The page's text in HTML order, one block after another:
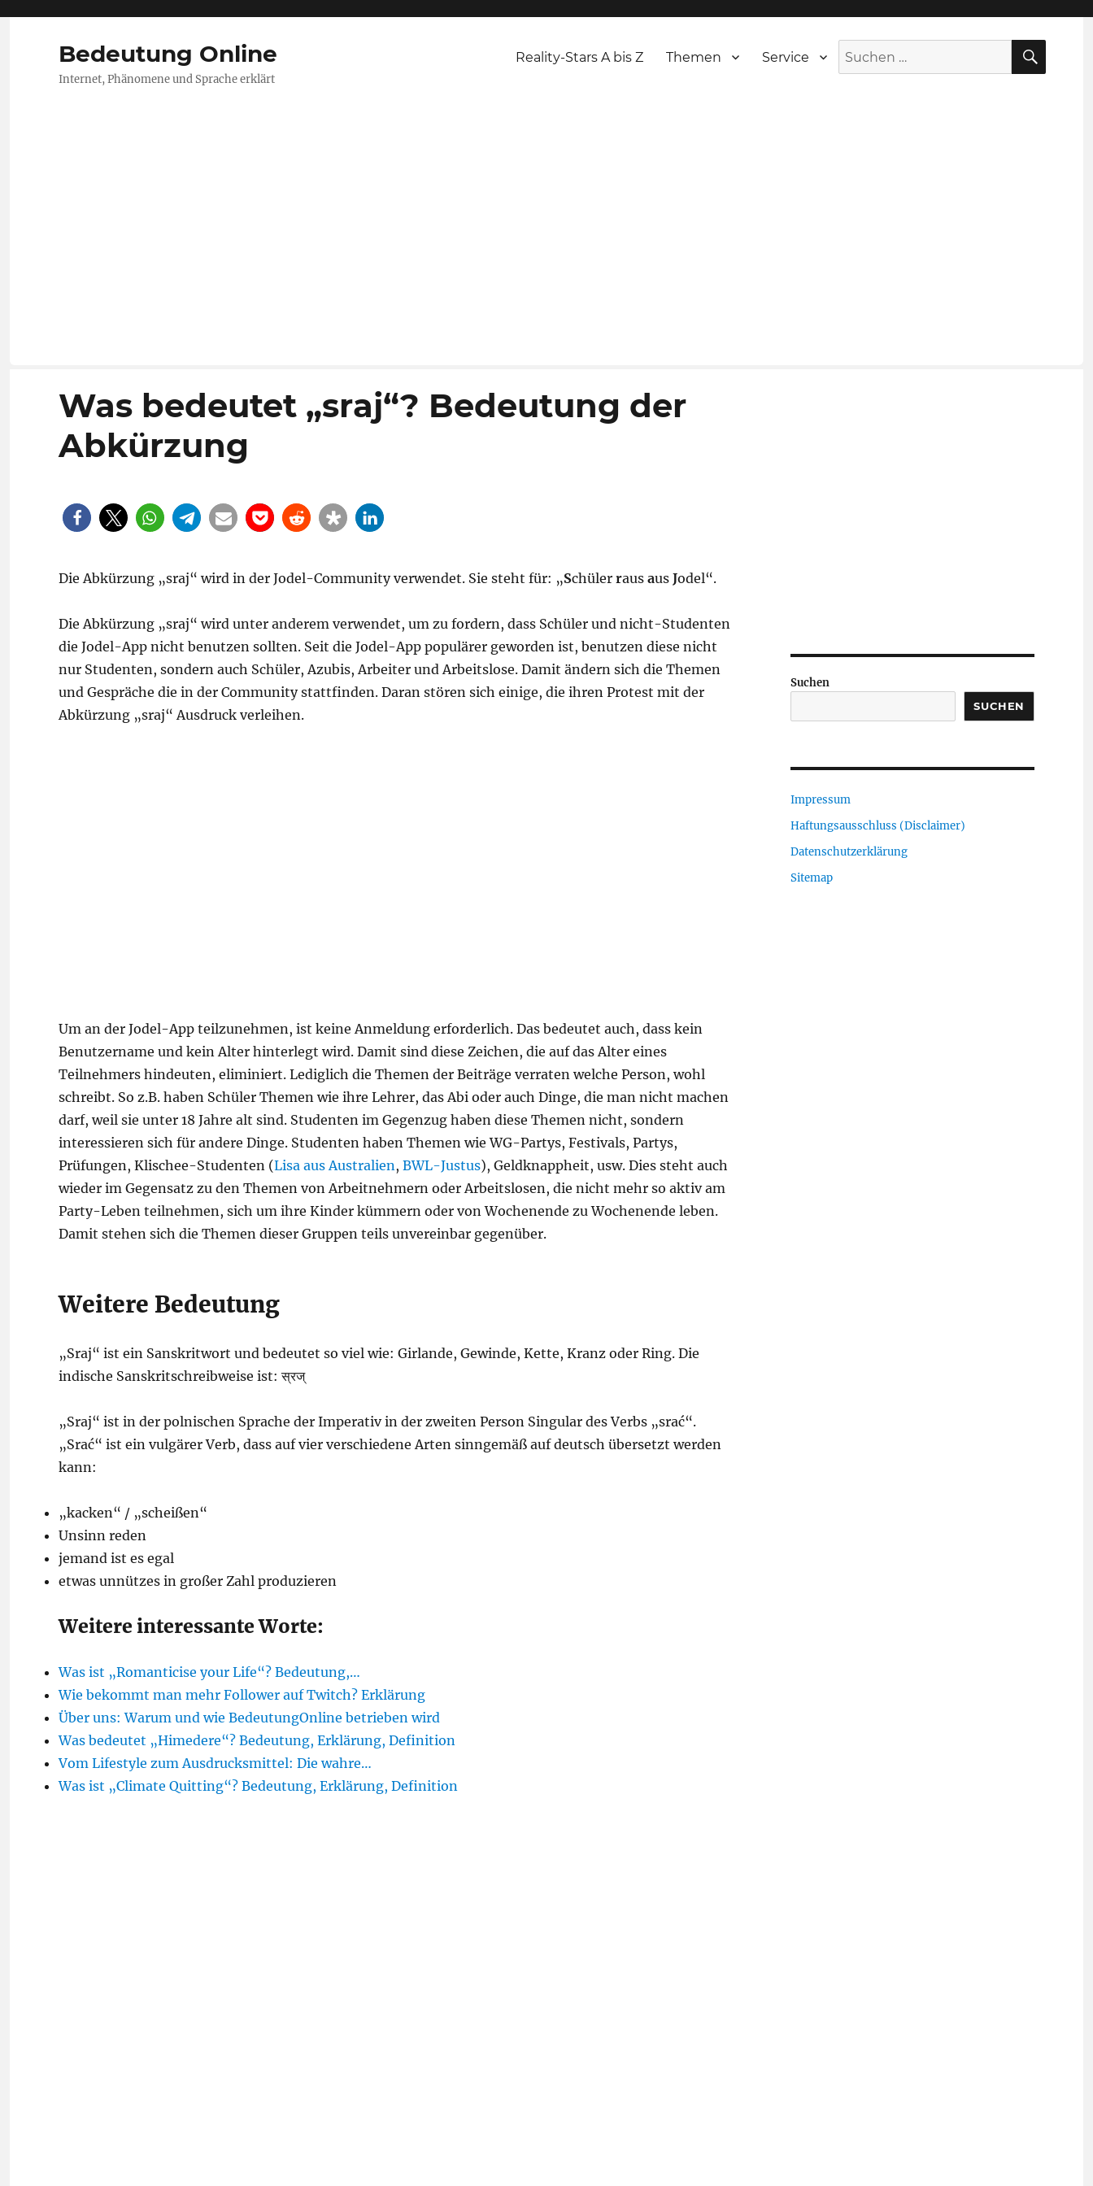
Bedeutung Online
Internet, Phänomene und Sprache erklärt
Reality-Stars A bis Z Themen Service
Suche
nach:
Was bedeutet „sraj“? Bedeutung der
Abkürzung
Die Abkürzung „sraj“ wird in der Jodel-Community verwendet. Sie steht für: „Schüler raus aus Jodel“.
Die Abkürzung „sraj“ wird unter anderem verwendet, um zu fordern, dass Schüler und nicht-Studenten
die Jodel-App nicht benutzen sollten. Seit die Jodel-App populärer geworden ist, benutzen diese nicht
nur Studenten, sondern auch Schüler, Azubis, Arbeiter und Arbeitslose. Damit ändern sich die Themen
und Gespräche die in der Community stattfinden. Daran stören sich einige, die ihren Protest mit der
Abkürzung „sraj“ Ausdruck verleihen.
Um an der Jodel-App teilzunehmen, ist keine Anmeldung erforderlich. Das bedeutet auch, dass kein
Benutzername und kein Alter hinterlegt wird. Damit sind diese Zeichen, die auf das Alter eines
Teilnehmers hindeuten, eliminiert. Lediglich die Themen der Beiträge verraten welche Person, wohl
schreibt. So z.B. haben Schüler Themen wie ihre Lehrer, das Abi oder auch Dinge, die man nicht machen
darf, weil sie unter 18 Jahre alt sind. Studenten im Gegenzug haben diese Themen nicht, sondern
interessieren sich für andere Dinge. Studenten haben Themen wie WG-Partys, Festivals, Partys,
Prüfungen, Klischee-Studenten (Lisa aus Australien, BWL-Justus), Geldknappheit, usw. Dies steht auch
wieder im Gegensatz zu den Themen von Arbeitnehmern oder Arbeitslosen, die nicht mehr so aktiv am
Party-Leben teilnehmen, sich um ihre Kinder kümmern oder von Wochenende zu Wochenende leben.
Damit stehen sich die Themen dieser Gruppen teils unvereinbar gegenüber.
Weitere Bedeutung
„Sraj“ ist ein Sanskritwort und bedeutet so viel wie: Girlande, Gewinde, Kette, Kranz oder Ring. Die
indische Sanskritschreibweise ist: स्रज्
„Sraj“ ist in der polnischen Sprache der Imperativ in der zweiten Person Singular des Verbs „srać“.
„Srać“ ist ein vulgärer Verb, dass auf vier verschiedene Arten sinngemäß auf deutsch übersetzt werden
kann:
„kacken“ / „scheißen“
Unsinn reden
jemand ist es egal
etwas unnützes in großer Zahl produzieren
Weitere interessante Worte:
Was ist „Romanticise your Life“? Bedeutung,…
Wie bekommt man mehr Follower auf Twitch? Erklärung
Über uns: Warum und wie BedeutungOnline betrieben wird
Was bedeutet „Himedere“? Bedeutung, Erklärung, Definition
Vom Lifestyle zum Ausdrucksmittel: Die wahre…
Was ist „Climate Quitting“? Bedeutung, Erklärung, Definition
Suchen
SUCHEN
Impressum
Haftungsausschluss (Disclaimer)
Datenschutzerklärung
Sitemap